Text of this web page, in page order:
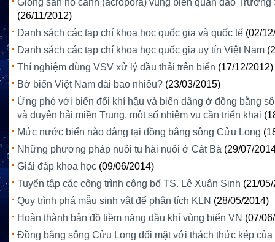
Giống san hô cành (acropora) vùng biển quần đảo Trường
(26/11/2012)
Danh sách các tạp chí khoa hoc quốc gia và quốc tế (02/
Danh sách các tạp chí khoa học quốc gia uy tín Việt Nam
Thí nghiệm dùng VSV xử lý dầu thải trên biển (17/12/2012)
Bờ biển Việt Nam dài bao nhiêu? (23/03/2015)
Ứng phó với biến đổi khí hậu và biển dâng ở đồng bằng
và duyên hải miền Trung, một số nhiệm vụ cần triển khai
Mức nước biển nào dâng tại đồng bằng sông Cửu Long
Những phương pháp nuôi tu hài nuôi ở Cát Bà (29/07/
Giải đáp khoa học (09/06/2014)
Tuyển tập các công trình công bố TS. Lê Xuân Sinh (21/
Quy trình phá mẫu sinh vật để phân tích KLN (28/05/2014)
Hoàn thành bản đồ tiềm năng dầu khí vùng biển VN (07/
Đồng bằng sông Cửu Long đối mặt với thách thức kép